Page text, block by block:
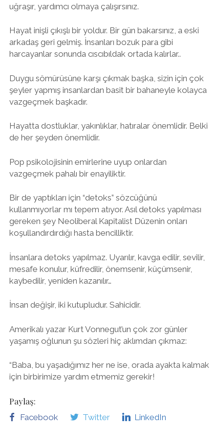
uğraşır, yardımcı olmaya çalışırsınız.
Hayat inişli çıkışlı bir yoldur. Bir gün bakarsınız, a eski
arkadaş geri gelmiş. İnsanları bozuk para gibi
harcayanlar sonunda cıscıbıldak ortada kalırlar..
Duygu sömürüsüne karşı çıkmak başka, sizin için çok
şeyler yapmış insanlardan basit bir bahaneyle kolayca
vazgeçmek başkadır.
Hayatta dostluklar, yakınlıklar, hatıralar önemlidir. Belki
de her şeyden önemlidir.
Pop psikolojisinin emirlerine uyup onlardan
vazgeçmek pahalı bir enayiliktir.
Bir de yaptıkları için “detoks” sözcüğünü
kullanmıyorlar mı tepem atıyor. Asıl detoks yapılması
gereken şey Neoliberal Kapitalist Düzenin onları
koşullandırdırdığı hasta bencilliktir.
İnsanlara detoks yapılmaz. Uyarılır, kavga edilir, sevilir,
mesafe konulur, küfredilir, önemsenir, küçümsenir,
kaybedilir, yeniden kazanılır…
İnsan değişir, iki kutupludur. Sahicidir.
Amerikalı yazar Kurt Vonnegut’un çok zor günler
yaşamış oğlunun şu sözleri hiç aklımdan çıkmaz:
“Baba, bu yaşadığımız her ne ise, orada ayakta kalmak
için birbirimize yardım etmemiz gerekir!
Paylaş:
Facebook Twitter LinkedIn